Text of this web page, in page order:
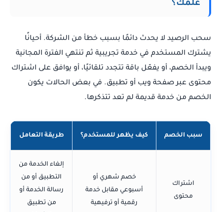
علمك؟
سحب الرصيد لا يحدث دائمًا بسبب خطأ من الشركة. أحيانًا
يشترك المستخدم في خدمة تجريبية ثم تنتهي الفترة المجانية
ويبدأ الخصم، أو يفعّل باقة تتجدد تلقائيًا، أو يوافق على اشتراك
محتوى عبر صفحة ويب أو تطبيق. في بعض الحالات يكون
الخصم من خدمة قديمة لم تعد تتذكرها.
سبب الخصم كيف يظهر للمستخدم؟ طريقة التعامل
اشتراك
محتوى
خصم شهري أو
أسبوعي مقابل خدمة
رقمية أو ترفيهية
إلغاء الخدمة من
التطبيق أو من
رسالة الخدمة أو
من تطبيق